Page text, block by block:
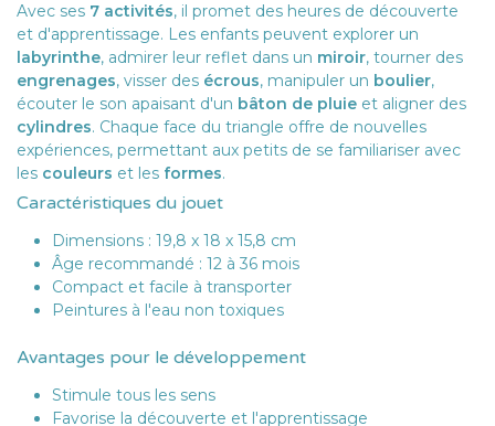
Avec ses 7 activités, il promet des heures de découverte
et d'apprentissage. Les enfants peuvent explorer un
labyrinthe, admirer leur reflet dans un miroir, tourner des
engrenages, visser des écrous, manipuler un boulier,
écouter le son apaisant d'un bâton de pluie et aligner des
cylindres. Chaque face du triangle offre de nouvelles
expériences, permettant aux petits de se familiariser avec
les couleurs et les formes.
Caractéristiques du jouet
Dimensions : 19,8 x 18 x 15,8 cm
Âge recommandé : 12 à 36 mois
Compact et facile à transporter
Peintures à l'eau non toxiques
Avantages pour le développement
Stimule tous les sens
Favorise la découverte et l'apprentissage